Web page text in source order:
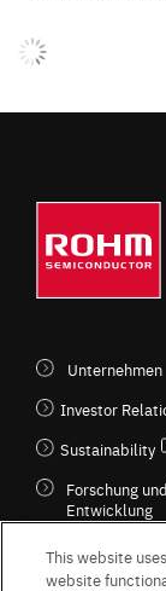
Unternehmen
Investor
Sustainability
Forschung und
Entwicklung
Kultur /
This website
website